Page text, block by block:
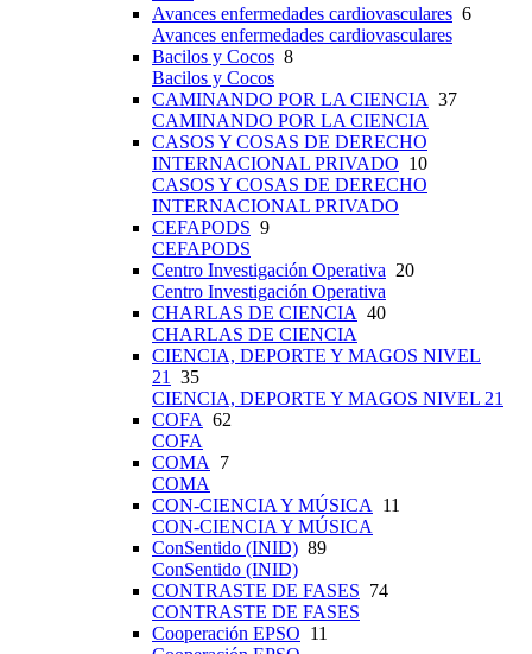
Avances enfermedades cardiovasculares 6
Avances enfermedades cardiovasculares
Bacilos y Cocos 8
Bacilos y Cocos
CAMINANDO POR LA CIENCIA 37
CAMINANDO POR LA CIENCIA
CASOS Y COSAS DE DERECHO
INTERNACIONAL PRIVADO 10
CASOS Y COSAS DE DERECHO
INTERNACIONAL PRIVADO
CEFAPODS 9
CEFAPODS
Centro Investigación Operativa 20
Centro Investigación Operativa
CHARLAS DE CIENCIA 40
CHARLAS DE CIENCIA
CIENCIA, DEPORTE Y MAGOS NIVEL
21 35
CIENCIA, DEPORTE Y MAGOS NIVEL 21
COFA 62
COFA
COMA 7
COMA
CON-CIENCIA Y MÚSICA 11
CON-CIENCIA Y MÚSICA
ConSentido (INID) 89
ConSentido (INID)
CONTRASTE DE FASES 74
CONTRASTE DE FASES
Cooperación EPSO 11